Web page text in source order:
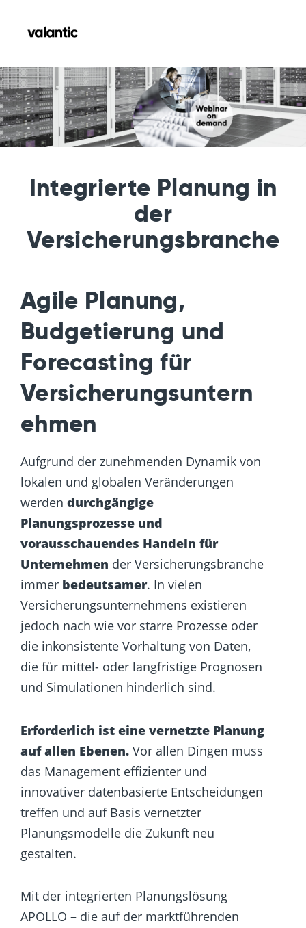
Integrierte Planung in
der
Versicherungsbranche
Agile Planung,
Budgetierung und
Forecasting für
Versicherungsuntern
ehmen
Aufgrund der zunehmenden Dynamik von
lokalen und globalen Veränderungen
werden durchgängige
Planungsprozesse und
vorausschauendes Handeln für
Unternehmen der Versicherungsbranche
immer bedeutsamer. In vielen
Versicherungsunternehmens existieren
jedoch nach wie vor starre Prozesse oder
die inkonsistente Vorhaltung von Daten,
die für mittel- oder langfristige Prognosen
und Simulationen hinderlich sind.
Erforderlich ist eine vernetzte Planung
auf allen Ebenen. Vor allen Dingen muss
das Management effizienter und
innovativer datenbasierte Entscheidungen
treffen und auf Basis vernetzter
Planungsmodelle die Zukunft neu
gestalten.
Mit der integrierten Planungslösung
APOLLO – die auf der marktführenden